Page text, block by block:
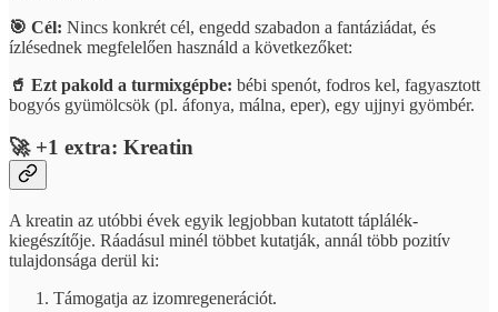
🎯 Cél: Nincs konkrét cél, engedd szabadon a fantáziádat, és
ízlésednek megfelelően használd a következőket:
🥤 Ezt pakold a turmixgépbe: bébi spenót, fodros kel, fagyasztott
bogyós gyümölcsök (pl. áfonya, málna, eper), egy ujjnyi gyömbér.
🚀 +1 extra: Kreatin
A kreatin az utóbbi évek egyik legjobban kutatott táplálék-
kiegészítője. Ráadásul minél többet kutatják, annál több pozitív
tulajdonsága derül ki:
Támogatja az izomregenerációt.